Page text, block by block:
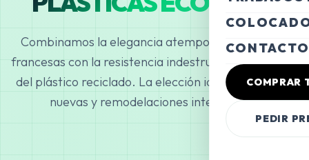
CONTACTO
COMPRAR
PEDIR
Combinamos la elegancia atemporal de las tejas
francesas con la resistencia indestructible y ligereza
del plástico reciclado. La elección ideal para obras
nuevas y remodelaciones inteligentes.